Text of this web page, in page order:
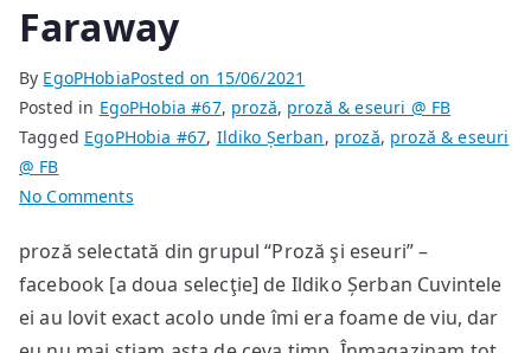
Faraway
By EgoPHobiaPosted on 15/06/2021
Posted in EgoPHobia #67, proză, proză & eseuri @ FB
Tagged EgoPHobia #67, Ildiko Șerban, proză, proză & eseuri
@ FB
No Commentson
proză selectată din grupul “Proză şi eseuri” –
facebook [a doua selecţie] de Ildiko Șerban Cuvintele
ei au lovit exact acolo unde îmi era foame de viu, dar